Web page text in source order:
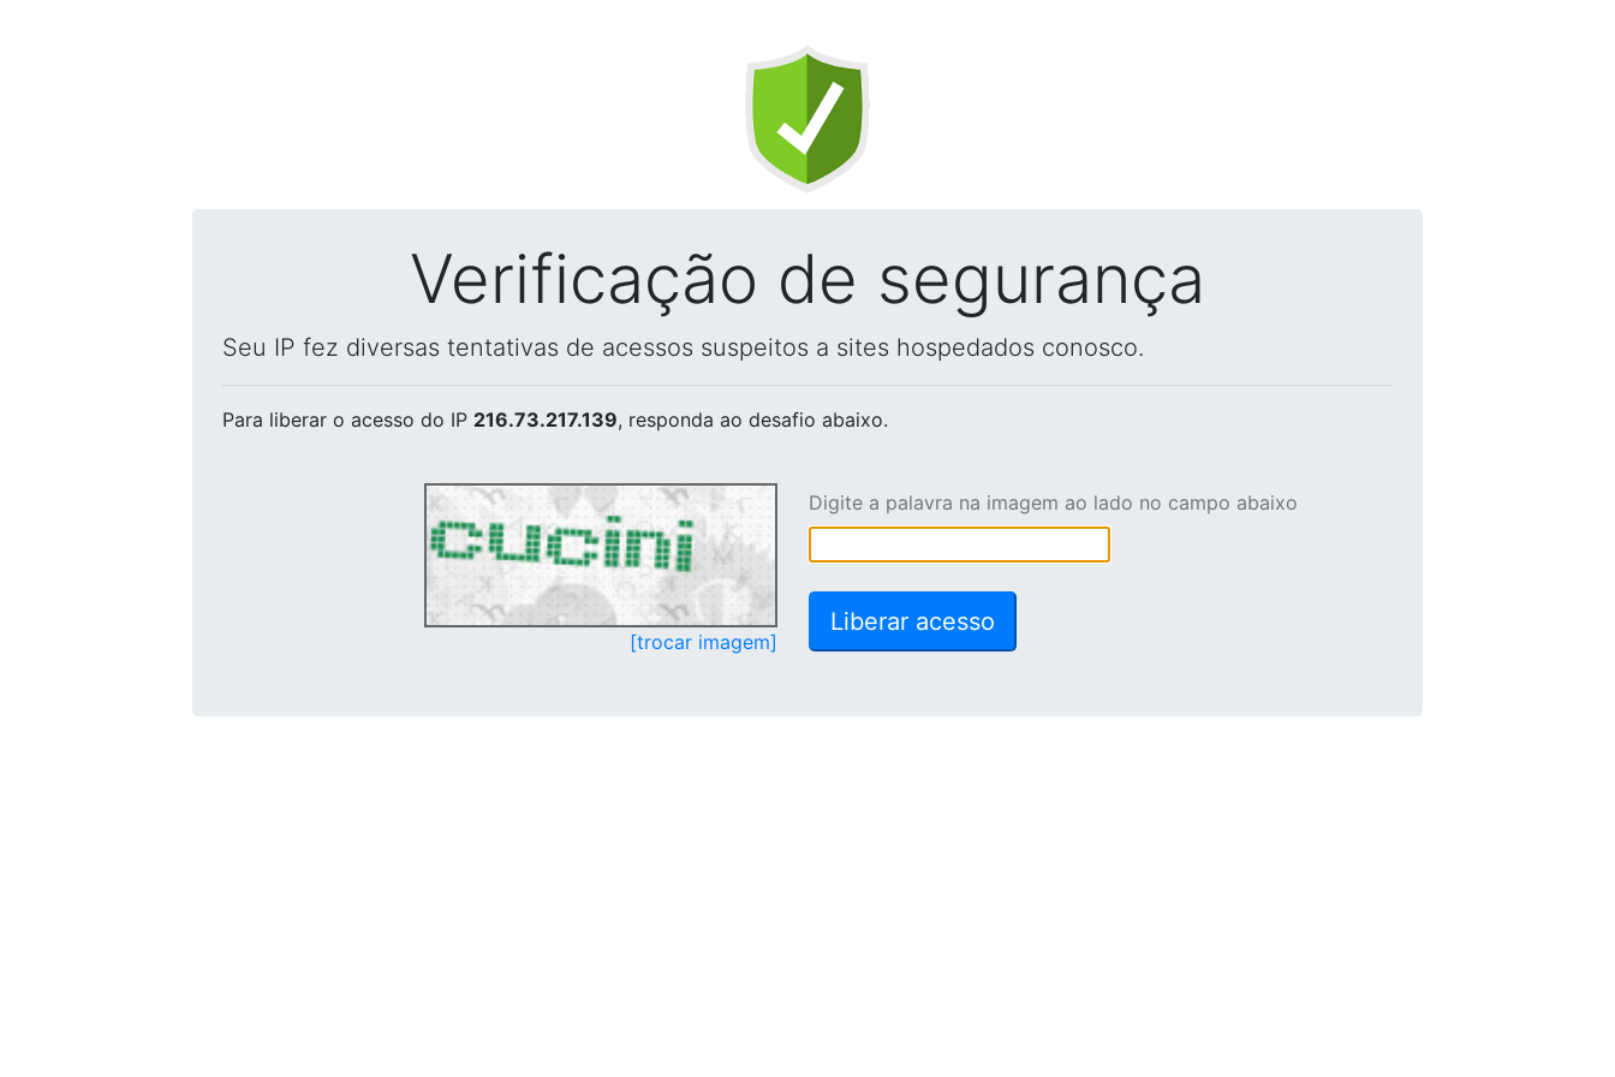
Verificação de segurança
Seu IP fez diversas tentativas de acessos suspeitos a sites hospedados conosco.
Para liberar o acesso do IP 216.73.217.139, responda ao desafio abaixo.
[trocar imagem]
Digite a palavra na imagem ao lado no campo abaixo